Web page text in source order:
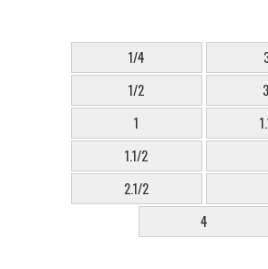
1/4
1/2
1
1.1/2
2.1/2
4